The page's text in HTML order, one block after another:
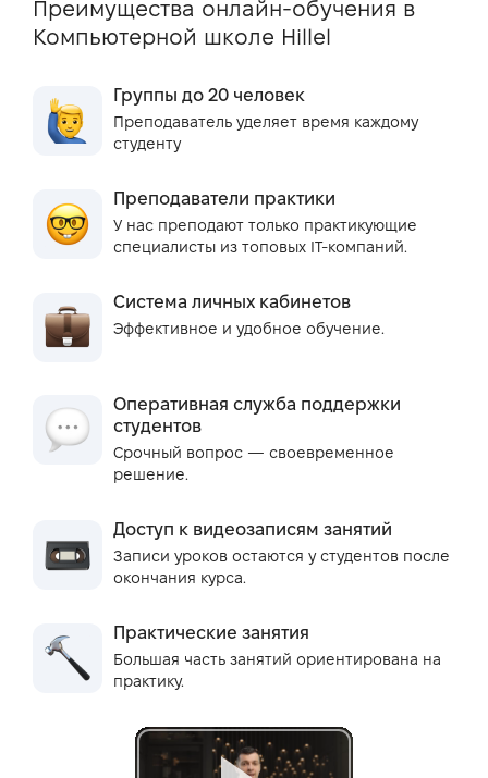
Преимущества онлайн-обучения в
Компьютерной школе Hillel
Группы до 20 человек
Преподаватель уделяет время каждому
студенту
Преподаватели практики
У нас преподают только практикующие
специалисты из топовых IT-компаний.
Система личных кабинетов
Эффективное и удобное обучение.
Оперативная служба поддержки
студентов
Срочный вопрос — своевременное
решение.
Доступ к видеозаписям занятий
Записи уроков остаются у студентов после
окончания курса.
Практические занятия
Большая часть занятий ориентирована на
практику.